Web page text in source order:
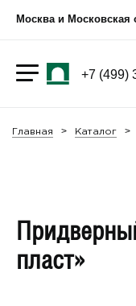
Москва и Московская
+7 (499)
Главная Каталог
пласт»